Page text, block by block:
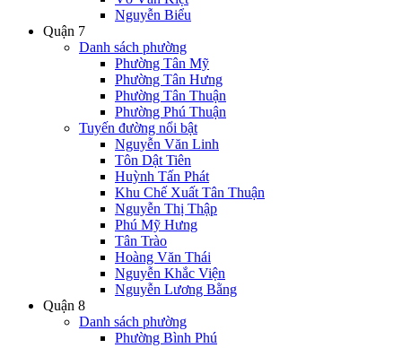
Nguyễn Biểu
Quận 7
Danh sách phường
Phường Tân Mỹ
Phường Tân Hưng
Phường Tân Thuận
Phường Phú Thuận
Tuyến đường nổi bật
Nguyễn Văn Linh
Tôn Dật Tiên
Huỳnh Tấn Phát
Khu Chế Xuất Tân Thuận
Nguyễn Thị Thập
Phú Mỹ Hưng
Tân Trào
Hoàng Văn Thái
Nguyễn Khắc Viện
Nguyễn Lương Bằng
Quận 8
Danh sách phường
Phường Bình Phú